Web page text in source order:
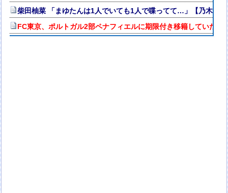
柴田柚菜 「まゆたんは1人でいても1人で喋ってて…」【乃木坂
FC東京、ポルトガル2部ペナフィエルに期限付き移籍していた